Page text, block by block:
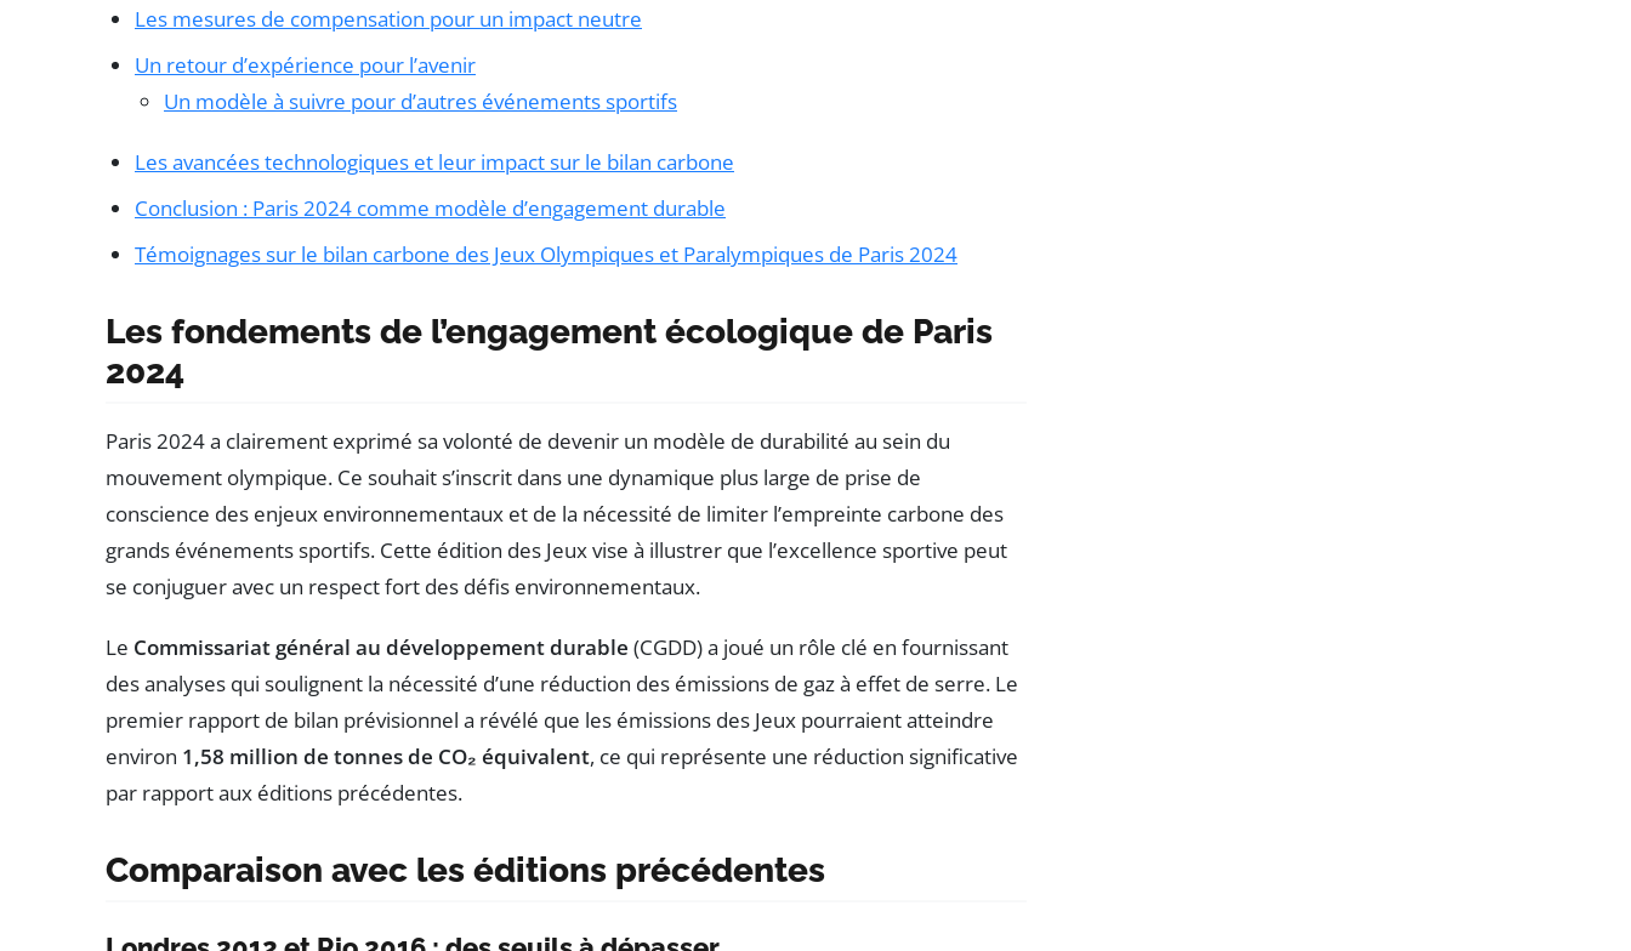
Les mesures de compensation pour un impact neutre
Un retour d’expérience pour l’avenir
Un modèle à suivre pour d’autres événements sportifs
Les avancées technologiques et leur impact sur le bilan carbone
Conclusion : Paris 2024 comme modèle d’engagement durable
Témoignages sur le bilan carbone des Jeux Olympiques et Paralympiques de Paris 2024
Les fondements de l’engagement écologique de Paris
2024
Paris 2024 a clairement exprimé sa volonté de devenir un modèle de durabilité au sein du
mouvement olympique. Ce souhait s’inscrit dans une dynamique plus large de prise de
conscience des enjeux environnementaux et de la nécessité de limiter l’empreinte carbone des
grands événements sportifs. Cette édition des Jeux vise à illustrer que l’excellence sportive peut
se conjuguer avec un respect fort des défis environnementaux.
Le Commissariat général au développement durable (CGDD) a joué un rôle clé en fournissant
des analyses qui soulignent la nécessité d’une réduction des émissions de gaz à effet de serre. Le
premier rapport de bilan prévisionnel a révélé que les émissions des Jeux pourraient atteindre
environ 1,58 million de tonnes de CO₂ équivalent, ce qui représente une réduction significative
par rapport aux éditions précédentes.
Comparaison avec les éditions précédentes